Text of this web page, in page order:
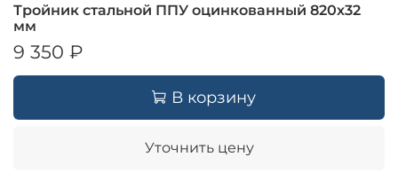
Тройник стальной ППУ оцинкованный 820х32
мм
9 350 ₽
В корзину
Уточнить цену